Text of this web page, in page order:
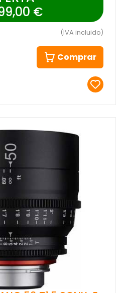
€
(IVA incluido)
Comprar